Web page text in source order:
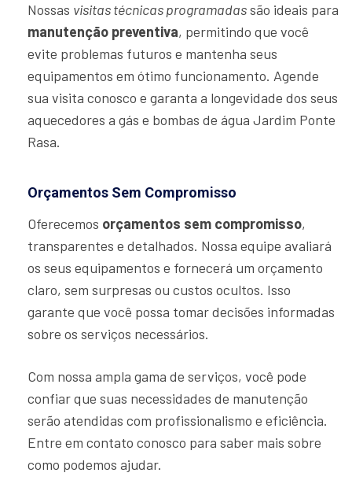
Nossas visitas técnicas programadassão ideais para
manutenção preventiva, permitindo que você
evite problemas futuros e mantenha seus
equipamentos em ótimo funcionamento. Agende
sua visita conosco e garanta a longevidade dos seus
aquecedores a gás e bombas de água Jardim Ponte
Rasa.
Orçamentos Sem Compromisso
Oferecemos orçamentos sem compromisso,
transparentes e detalhados. Nossa equipe avaliará
os seus equipamentos e fornecerá um orçamento
claro, sem surpresas ou custos ocultos. Isso
garante que você possa tomar decisões informadas
sobre os serviços necessários.
Com nossa ampla gama de serviços, você pode
confiar que suas necessidades de manutenção
serão atendidas com profissionalismo e eficiência.
Entre em contato conosco para saber mais sobre
como podemos ajudar.